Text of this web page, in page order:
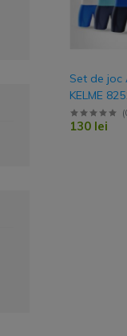
Geaca scurta
Geaca lunga
Set de joc
KELME
Tricou +
Uniforme
(
130 lei